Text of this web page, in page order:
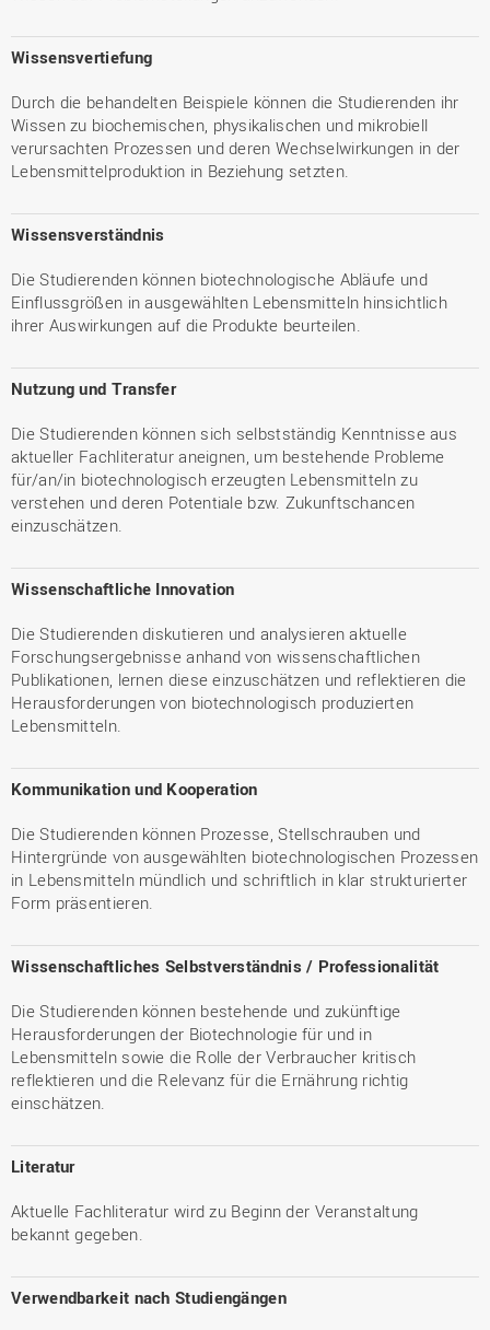
Wissensvertiefung
Durch die behandelten Beispiele können die Studierenden ihr
Wissen zu biochemischen, physikalischen und mikrobiell
verursachten Prozessen und deren Wechselwirkungen in der
Lebensmittelproduktion in Beziehung setzten.
Wissensverständnis
Die Studierenden können biotechnologische Abläufe und
Einflussgrößen in ausgewählten Lebensmitteln hinsichtlich
ihrer Auswirkungen auf die Produkte beurteilen.
Nutzung und Transfer
Die Studierenden können sich selbstständig Kenntnisse aus
aktueller Fachliteratur aneignen, um bestehende Probleme
für/an/in biotechnologisch erzeugten Lebensmitteln zu
verstehen und deren Potentiale bzw. Zukunftschancen
einzuschätzen.
Wissenschaftliche Innovation
Die Studierenden diskutieren und analysieren aktuelle
Forschungsergebnisse anhand von wissenschaftlichen
Publikationen, lernen diese einzuschätzen und reflektieren die
Herausforderungen von biotechnologisch produzierten
Lebensmitteln.
Kommunikation und Kooperation
Die Studierenden können Prozesse, Stellschrauben und
Hintergründe von ausgewählten biotechnologischen Prozessen
in Lebensmitteln mündlich und schriftlich in klar strukturierter
Form präsentieren.
Wissenschaftliches Selbstverständnis / Professionalität
Die Studierenden können bestehende und zukünftige
Herausforderungen der Biotechnologie für und in
Lebensmitteln sowie die Rolle der Verbraucher kritisch
reflektieren und die Relevanz für die Ernährung richtig
einschätzen.
Literatur
Aktuelle Fachliteratur wird zu Beginn der Veranstaltung
bekannt gegeben.
Verwendbarkeit nach Studiengängen